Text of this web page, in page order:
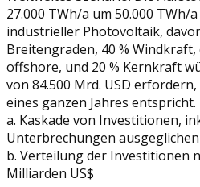
27.000 TWh/a um 50.000 TWh/
industrieller Photovoltaik,
Breitengraden, 40 %
offshore, und 20 % Kernkraft
von 84.500 Mrd. USD
eines ganzen Jahres entspricht.
a. Kaskade von Investitionen,
Unterbrechungen
b. Verteilung der Investitionen
Milliarden US$